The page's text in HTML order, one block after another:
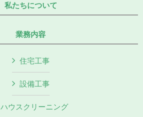
私たちについて
業務内容
住宅工事
設備工事
ハウスクリーニング